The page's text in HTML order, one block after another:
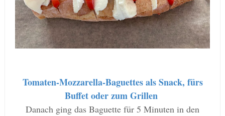
Tomaten-Mozzarella-Baguettes als Snack, fürs
Buffet oder zum Grillen
Danach ging das Baguette für 5 Minuten in den